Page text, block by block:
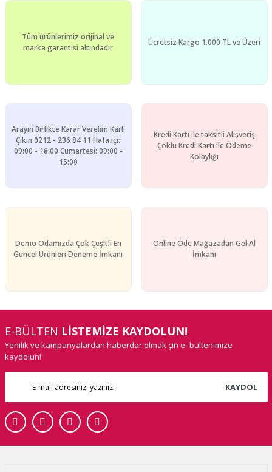
Ürün resmi kalitesiz, bozuk veya görüntülenemiyor.
Ürün bilgilerinde hatalar bulunuyor.
Tüm ürünlerimiz orijinal ve
marka garantisi altındadır
Ücretsiz Kargo 1.000 TL ve Üzeri
Arayın Birlikte Karar Verelim Karlı
Çıkın 0212 - 236 84 11 Hafa içi:
09:00 - 18:00 Cumartesi: 09:00 -
15:00
Kredi Kartı ile taksitli Alışveriş
Çoklu Kredi Kartı ile Ödeme
Kolaylığı
Demo Odamızda Çok Çeşitli En
Güncel Ürünleri Deneme İmkanı
Online Öde Mağazadan Gel Al
İmkanı
E-BÜLTEN LİSTEMİZE KAYDOLUN!
Yenilik ve kampanyalardan haberdar olmak çin e- bültenimize
kaydolun!
KAYDOL